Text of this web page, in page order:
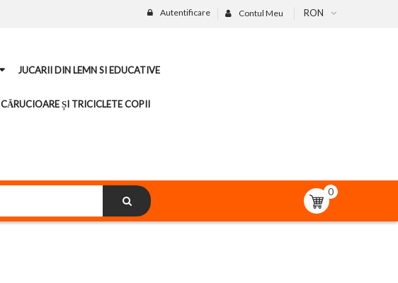
RON
Contul Meu
Autentificare
JUCARII DIN LEMN SI EDUCATIVE
CĂRUCIOARE ȘI TRICICLETE COPII
0